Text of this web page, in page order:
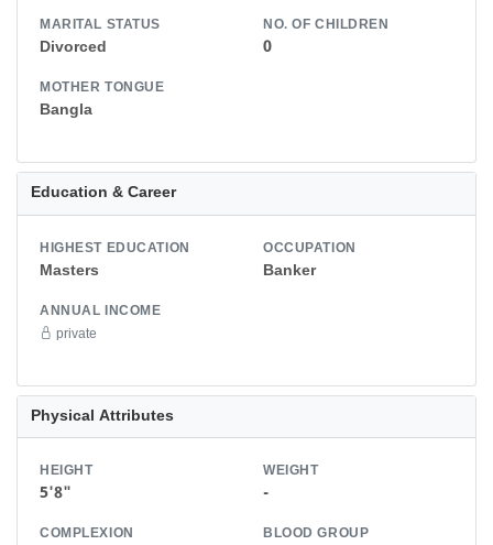
MARITAL STATUS
Divorced
NO. OF CHILDREN
0
MOTHER TONGUE
Bangla
Education & Career
HIGHEST EDUCATION
Masters
OCCUPATION
Banker
ANNUAL INCOME
private
Physical Attributes
HEIGHT
5'8"
WEIGHT
-
COMPLEXION BLOOD GROUP